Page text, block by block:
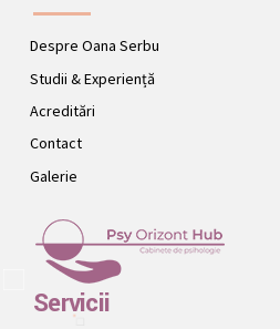
Despre Oana Serbu
Studii & Experiență
Acreditări
Contact
Galerie
Servicii